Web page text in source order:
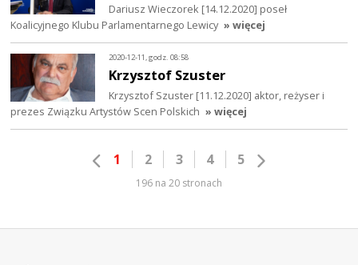
Dariusz Wieczorek [14.12.2020] poseł
Koalicyjnego Klubu Parlamentarnego Lewicy » więcej
2020-12-11, godz. 08:58
Krzysztof Szuster
Krzysztof Szuster [11.12.2020] aktor, reżyser i
prezes Związku Artystów Scen Polskich » więcej
1 2 3 4 5
196 na 20 stronach